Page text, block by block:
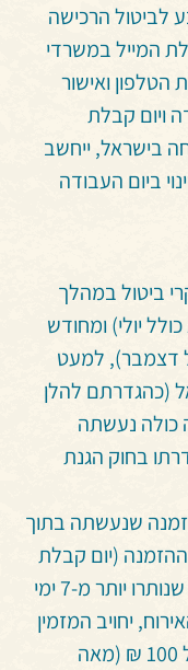
לביטול הרכישה
המייל במשרדי
הטלפון ואישור
ויום קבלת
בישראל, ייחשב
ביום העבודה
ביטול במהלך
יולי) ומחודש
דצמבר), למעט
(כהגדרתם להלן
כולה נעשתה
בחוק הגנת
שנעשתה בתוך
ההזמנה (יום קבלת
האסמכתא), ובלבד שנותרו יותר מ-7 ימי
יחויב המזמין
בדמי ביטול בסך של 100 ₪ (מאה